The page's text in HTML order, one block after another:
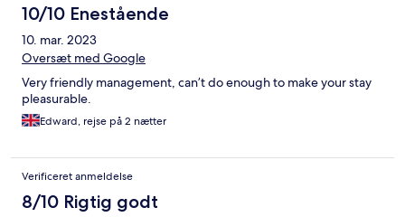
10/10 Enestående
10. mar. 2023
Oversæt med Google
Very friendly management, can’t do enough to make your stay
pleasurable.
Edward, rejse på 2 nætter
Verificeret anmeldelse
8/10 Rigtig godt